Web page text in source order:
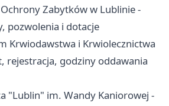
Zabytków w Lublinie -
pozwolenia i dotacje
Krwiodawstwa i Krwiolecznictwa
rejestracja, godziny oddawania
"Lublin" im. Wandy Kaniorowej -